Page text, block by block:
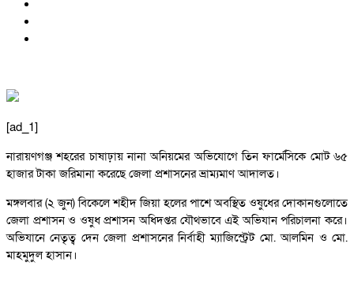
[ad_1]
নারায়ণগঞ্জ শহরের চাষাঢ়ায় নানা অনিয়মের অভিযোগে তিন ফার্মেসিকে মোট ৬৫
হাজার টাকা জরিমানা করেছে জেলা প্রশাসনের ভ্রাম্যমাণ আদালত।
মঙ্গলবার (২ জুন) বিকেলে শহীদ জিয়া হলের পাশে অবস্থিত ওষুধের দোকানগুলোতে
জেলা প্রশাসন ও ওষুধ প্রশাসন অধিদপ্তর যৌথভাবে এই অভিযান পরিচালনা করে।
অভিযানে নেতৃত্ব দেন জেলা প্রশাসনের নির্বাহী ম্যাজিস্ট্রেট মো. আলমিন ও মো.
মাহমুদুল হাসান।